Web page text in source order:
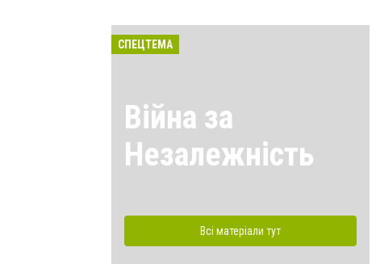
СПЕЦТЕМА
Війна за
Незалежність
Всі матеріали тут